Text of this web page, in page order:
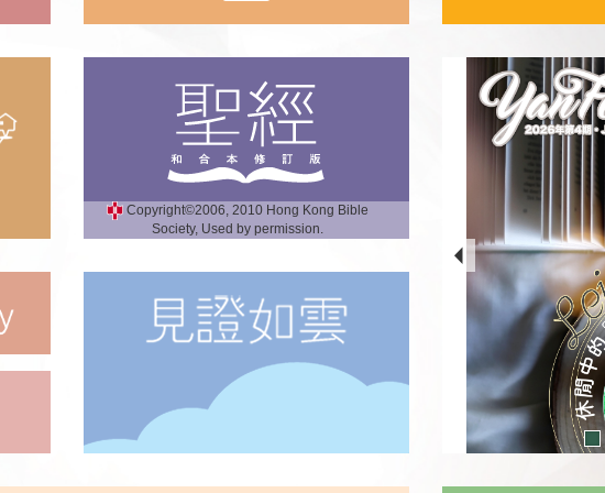
Copyright©2006, 2010 Hong Kong Bible
Society, Used by permission.